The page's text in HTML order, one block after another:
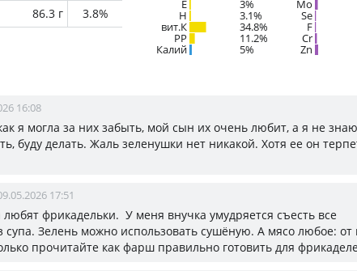
86.3 г 3.8%
E 3%
H 3.1%
вит.К 34.8%
PP 11.2%
Калий 5%
Mo
Se
F
Cr
Zn
16:08
я могла за них забыть, мой сын их очень любит, а я не знаю
буду делать. Жаль зеленушки нет никакой. Хотя ее он
17:51
любят фрикадельки. У меня внучка умудряется съесть все
супа. Зелень можно использовать сушёную. А мясо любое: от
прочитайте как фарш правильно готовить для